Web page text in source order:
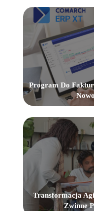
Program Do
Transformacja
Zwinne